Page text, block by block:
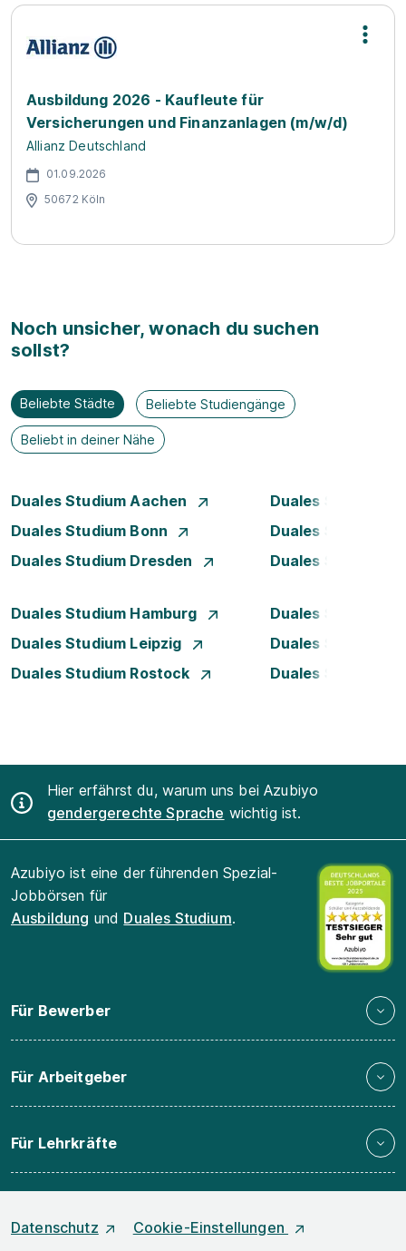
Ausbildung 2026 - Kaufleute für
Versicherungen und Finanzanlagen (m/w/d)
Allianz Deutschland
01.09.2026
50672 Köln
Noch unsicher, wonach du suchen
sollst?
Beliebte Städte Beliebte Studiengänge
Beliebt in deiner Nähe
Duales Studium Aachen
Duales Studium
Duales Studium Bonn
Duales Studium
Duales Studium Dresden
Duales Studium
Duales Studium Hamburg
Duales Studium
Duales Studium Leipzig
Duales Studium
Duales Studium Rostock
Duales Studium
Hier erfährst du, warum uns bei Azubiyo
gendergerechte Sprache wichtig ist.
Azubiyo ist eine der führenden Spezial-
Jobbörsen für
Ausbildung und Duales Studium.
Für Bewerber
Für Arbeitgeber
Für Lehrkräfte
Datenschutz
Cookie-Einstellungen